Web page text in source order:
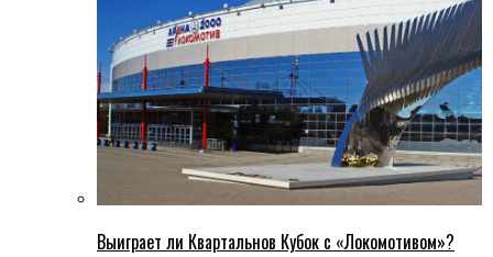
Выиграет ли Квартальнов Кубок с «Локомотивом»?